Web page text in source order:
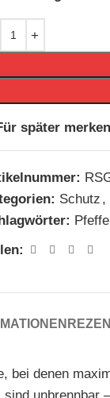
später merken
Schutz ,
denen